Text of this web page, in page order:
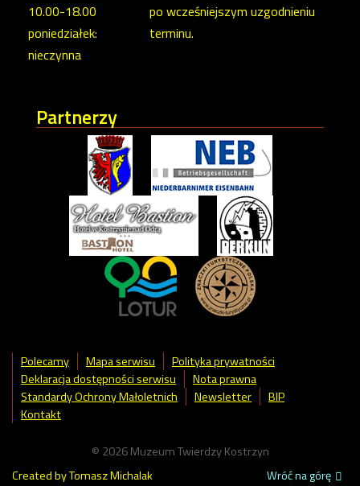
10.00-18.00
poniedziałek:
nieczynna
po wcześniejszym uzgodnieniu
terminu.
Partnerzy
Polecamy Mapa serwisu
Polityka prywatności
Deklaracja dostępności serwisu
Nota prawna
Standardy Ochrony Małoletnich
Newsletter
BIP
Kontakt
© 2026 Muzeum Twierdzy Kostrzyn
Created by Tomasz Michalak
Wróć na górę